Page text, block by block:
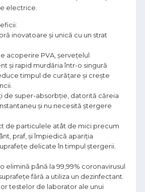
electrice.
inovatoare și unică cu un strat
acoperire PVA, șervețelul
și rapid murdăria într-o singură
timpul de curățare și crește
de super-absorbție, datorită căreia
și nu necesită ștergere
de particulele atât de mici precum
praf, și împiedică apariția
delicate în timpul ștergerii.
elimină până la 99,99% coronavirusul
fără a utiliza un dezinfectant.
testelor de laborator ale unui